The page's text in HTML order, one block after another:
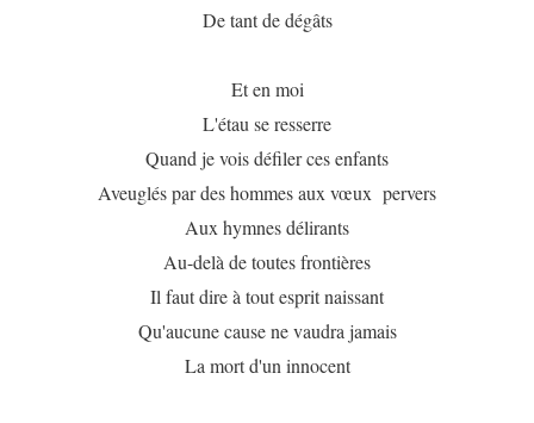
De tant de dégâts
Et en moi
L'étau se resserre
Quand je vois défiler ces enfants
Aveuglés par des hommes aux vœux pervers
Aux hymnes délirants
Au-delà de toutes frontières
Il faut dire à tout esprit naissant
Qu'aucune cause ne vaudra jamais
La mort d'un innocent